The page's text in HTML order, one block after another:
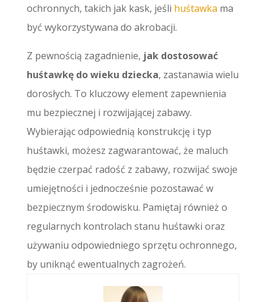
ochronnych, takich jak kask, jeśli huśtawka ma
być wykorzystywana do akrobacji.
Z pewnością zagadnienie, jak dostosować
huśtawkę do wieku dziecka, zastanawia wielu
dorosłych. To kluczowy element zapewnienia
mu bezpiecznej i rozwijającej zabawy.
Wybierając odpowiednią konstrukcję i typ
huśtawki, możesz zagwarantować, że maluch
będzie czerpać radość z zabawy, rozwijać swoje
umiejętności i jednocześnie pozostawać w
bezpiecznym środowisku. Pamiętaj również o
regularnych kontrolach stanu huśtawki oraz
używaniu odpowiedniego sprzętu ochronnego,
by uniknąć ewentualnych zagrożeń.